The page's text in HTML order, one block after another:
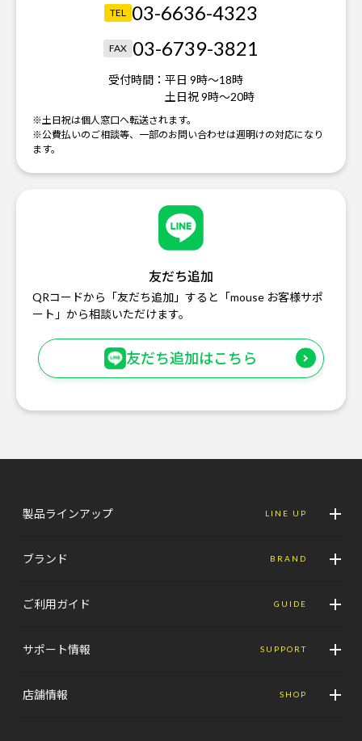
TEL 03-6636-4323
FAX 03-6739-3821
受付時間： 平日 9時～18時
土日祝 9時～20時
※土日祝は個人窓口へ転送されます。
※公費払いのご相談等、一部のお問い合わせは週明けの対応になり
ます。
友だち追加
QRコードから「友だち追加」すると「mouse お客様サポ
ート」から相談いただけます。
友だち追加はこちら
製品ラインアップ LINE UP
ブランド BRAND
ご利用ガイド GUIDE
サポート情報 SUPPORT
店舗情報 SHOP